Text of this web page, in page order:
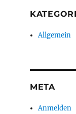
Allgemein
META
Anmelden